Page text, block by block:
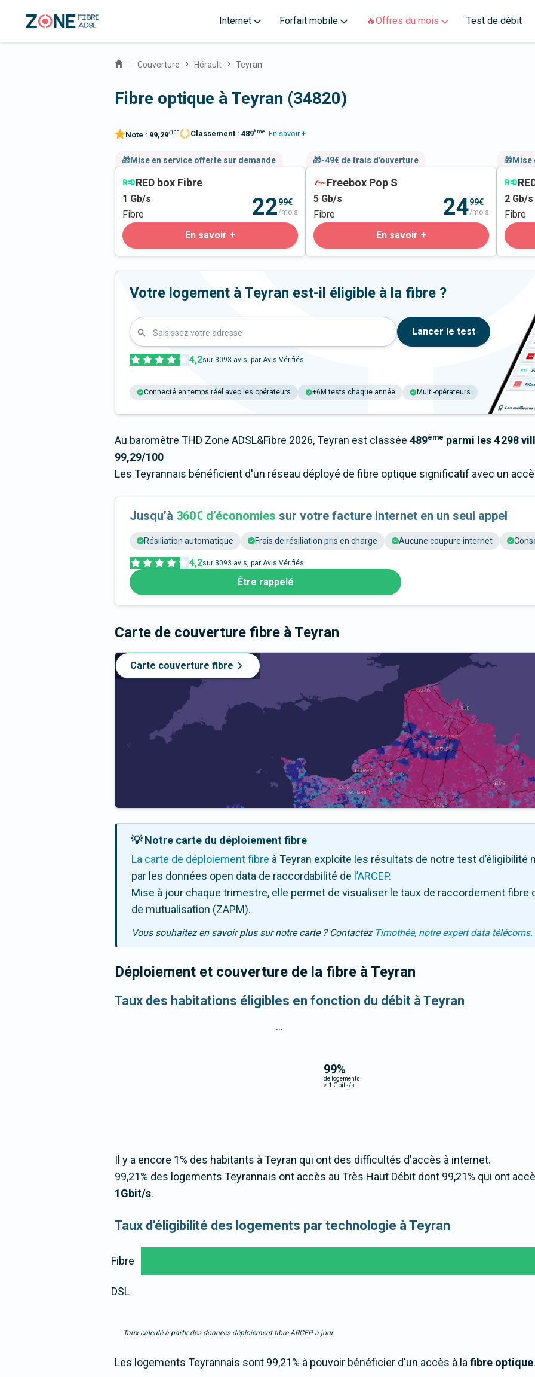
Internet Forfait mobile 🔥Offres du mois Test de débit
Couverture Hérault Teyran
Fibre optique à Teyran (34820)
Note : 99,29/100 Classement : 489ème En savoir +
🎁Mise en service offerte sur demande
RED box Fibre
1 Gb/s
Fibre
2299€
/mois
En savoir +
🎁-49€ de frais d'ouverture
Freebox Pop S
5 Gb/s
Fibre
2499€
/mois
En savoir +
🎁Mise
2 Gb/s
Fibre
Votre logement à Teyran est-il éligible à la fibre ?
Saisissez votre adresse Lancer le test
4,2sur 3093 avis, par Avis Vérifiés
Connecté en temps réel avec les opérateurs +6M tests chaque année Multi-opérateurs
Au baromètre THD Zone ADSL&Fibre 2026, Teyran est classée 489ème parmi les 4 298
99,29/100
Les Teyrannais bénéficient d'un réseau déployé de fibre optique significatif avec un
Jusqu’à 360€ d’économies sur votre facture internet en un seul appel
Résiliation automatique Frais de résiliation pris en charge Aucune coupure internet
4,2sur 3093 avis, par Avis Vérifiés
Être rappelé
Carte de couverture fibre à Teyran
Carte couverture fibre
💡 Notre carte du déploiement fibre
La carte de déploiement fibre à Teyran exploite les résultats de notre test
par les données open data de raccordabilité de l’ARCEP.
Mise à jour chaque trimestre, elle permet de visualiser le taux de raccordement fibre
de mutualisation (ZAPM).
Vous souhaitez en savoir plus sur notre carte ? Contactez Timothée, notre expert data télécoms.
Déploiement et couverture de la fibre à Teyran
Taux des habitations éligibles en fonction du débit à Teyran
99%
de logements
> 1 Gbits/s
...
Il y a encore 1% des habitants à Teyran qui ont des difficultés d'accès à internet.
99,21% des logements Teyrannais ont accès au Très Haut Débit dont 99,21% qui ont
1Gbit/s.
Taux d'éligibilité des logements par technologie à Teyran
Fibre
DSL
Taux calculé à partir des données déploiement fibre ARCEP à jour.
Les logements Teyrannais sont 99,21% à pouvoir bénéficier d'un accès à lafibre optique.